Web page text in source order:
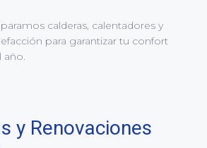
calderas, calentadores y
para garantizar tu confort
año.
y Renovaciones